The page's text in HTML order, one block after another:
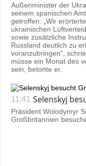
Video
Außenminister der
seinem spanischen
getroffen. „Wir
ukrainischen
sowie zusätzliche
Russland deutlich zu
voranzubringen“,
müsse ein Monat des
sein, betonte er.
11:41 Selenskyj
Präsident Wolodymyr
Großbritannien